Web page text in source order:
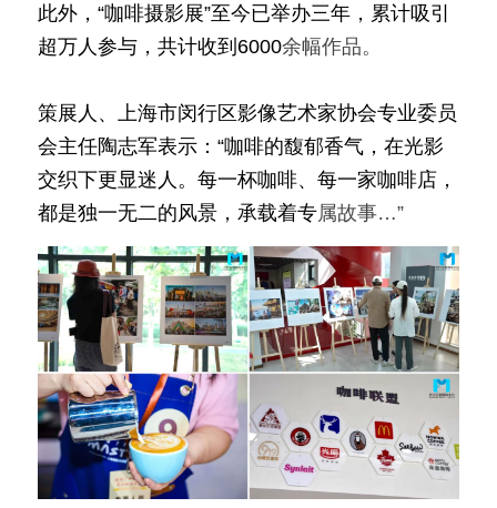
此外，“咖啡摄影展”至今已举办三年，累计吸引
超万人参与，共计收到6000余幅作品。
策展人、上海市闵行区影像艺术家协会专业委员
会主任陶志军表示：“咖啡的馥郁香气，在光影
交织下更显迷人。每一杯咖啡、每一家咖啡店，
都是独一无二的风景，承载着专属故事…”